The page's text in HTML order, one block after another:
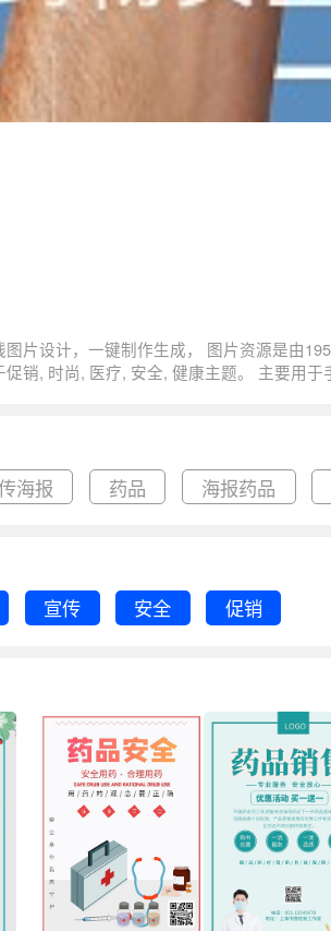
传的作品。 图片药品时尚医疗健康宣传安全促销尺寸1080x1920像
海报 药品 海报药品
宣传 安全 促销